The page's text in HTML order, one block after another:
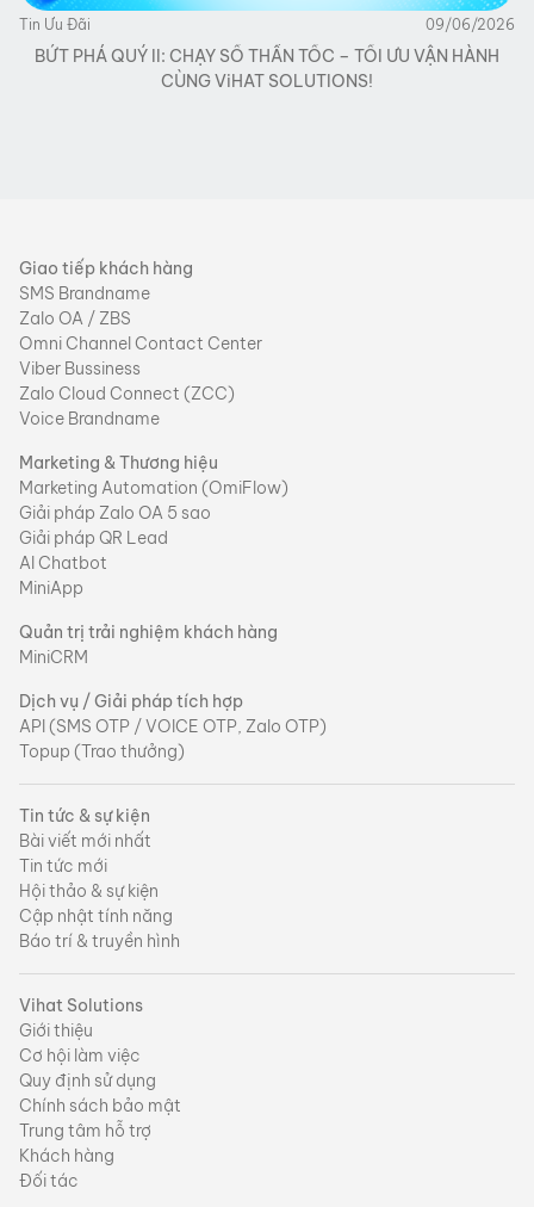
Tin Ưu Đãi 09/06/2026
BỨT PHÁ QUÝ II: CHẠY SỐ THẦN TỐC – TỐI ƯU VẬN HÀNH
CÙNG ViHAT SOLUTIONS!
Giao tiếp khách hàng
SMS Brandname
Zalo OA / ZBS
Omni Channel Contact Center
Viber Bussiness
Zalo Cloud Connect (ZCC)
Voice Brandname
Marketing & Thương hiệu
Marketing Automation (OmiFlow)
Giải pháp Zalo OA 5 sao
Giải pháp QR Lead
AI Chatbot
MiniApp
Quản trị trải nghiệm khách hàng
MiniCRM
Dịch vụ / Giải pháp tích hợp
API (SMS OTP / VOICE OTP, Zalo OTP)
Topup (Trao thưởng)
Tin tức & sự kiện
Bài viết mới nhất
Tin tức mới
Hội thảo & sự kiện
Cập nhật tính năng
Báo trí & truyền hình
Vihat Solutions
Giới thiệu
Cơ hội làm việc
Quy định sử dụng
Chính sách bảo mật
Trung tâm hỗ trợ
Khách hàng
Đối tác